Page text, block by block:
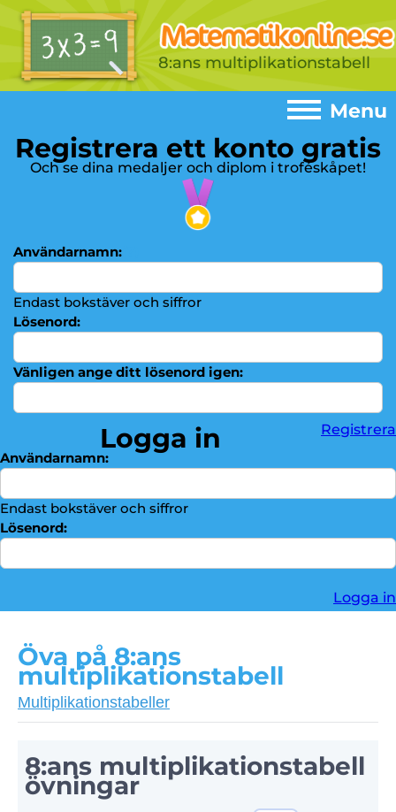
8:ans multiplikationstabell
Registrera ett konto gratis
Och se dina medaljer och diplom i troféskåpet!
Användarnamn:
Endast bokstäver och siffror
Lösenord:
Vänligen ange ditt lösenord igen:
Registrera
Logga in
Användarnamn:
Endast bokstäver och siffror
Lösenord:
Logga in
Öva på 8:ans
multiplikationstabell
Multiplikationstabeller
8:ans multiplikationstabell
övningar
Menu
Menu
► Addition
► Subtraktion
► Multiplikationstabeller
► Multiplikation
► Troféskåp
► Kontakta oss